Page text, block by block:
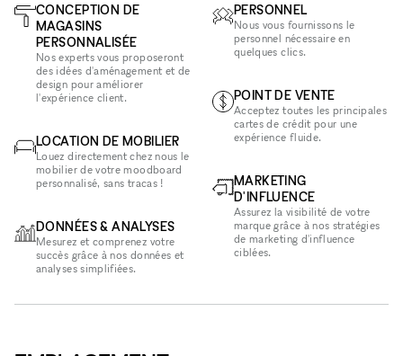
CONCEPTION DE
MAGASINS
PERSONNALISÉE
Nos experts vous proposeront
des idées d'aménagement et de
design pour améliorer
l'expérience client.
LOCATION DE MOBILIER
Louez directement chez nous le
mobilier de votre moodboard
personnalisé, sans tracas !
DONNÉES & ANALYSES
Mesurez et comprenez votre
succès grâce à nos données et
analyses simplifiées.
PERSONNEL
Nous vous fournissons le
personnel nécessaire en
quelques clics.
POINT DE VENTE
Acceptez toutes les principales
cartes de crédit pour une
expérience fluide.
MARKETING
D'INFLUENCE
Assurez la visibilité de votre
marque grâce à nos stratégies
de marketing d'influence
ciblées.